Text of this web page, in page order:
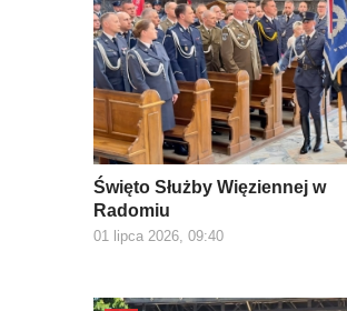
Święto Służby Więziennej w
Radomiu
01 lipca 2026, 09:40